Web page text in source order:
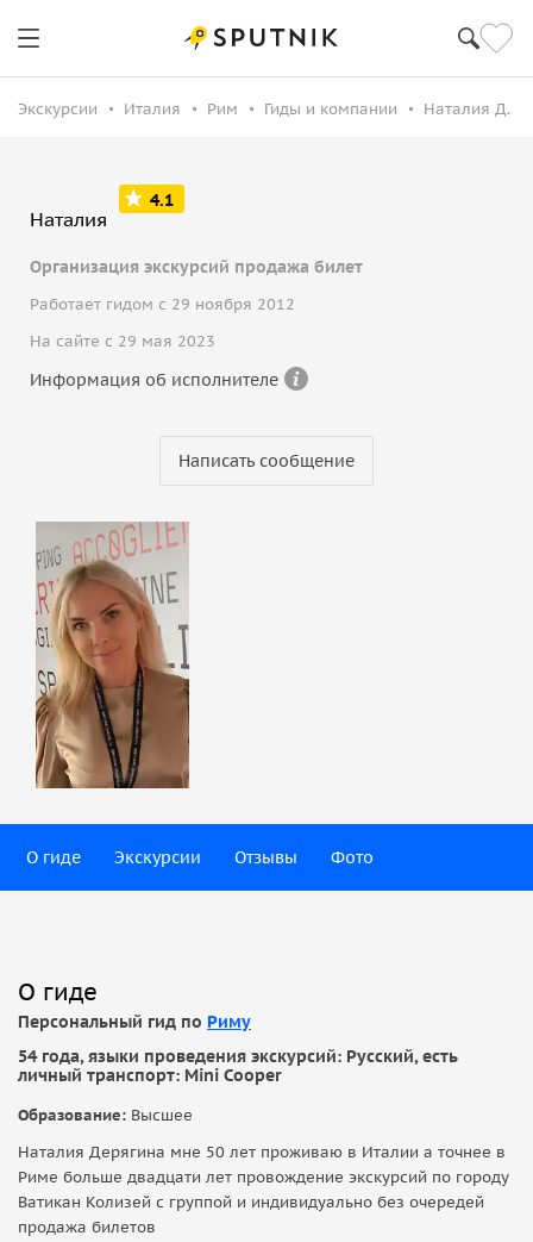
Экскурсии Италия Рим Гиды и компании Наталия Д.
Наталия
4.1
Организация экскурсий продажа билет
Работает гидом с 29 ноября 2012
На сайте с 29 мая 2023
Информация об исполнителе
Написать сообщение
О гиде Экскурсии Отзывы Фото
О гиде
Персональный гид по Риму
54 года, языки проведения экскурсий: Русский, есть
личный транспорт: Mini Cooper
Образование: Высшее
Наталия Дерягина мне 50 лет проживаю в Италии а точнее в
Риме больше двадцати лет провождение экскурсий по городу
Ватикан Колизей с группой и индивидуально без очередей
продажа билетов